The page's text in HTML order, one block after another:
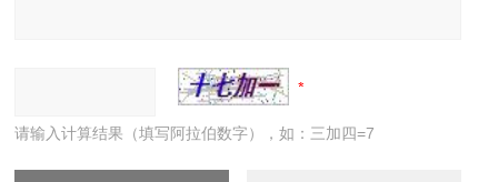
请输入计算结果（填写阿拉伯数字），如：三加四=7